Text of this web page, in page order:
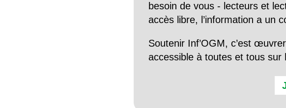
besoin de vous - lecteurs et
accès libre, l’information a un
Soutenir Inf’OGM, c’est
accessible à toutes et tous sur